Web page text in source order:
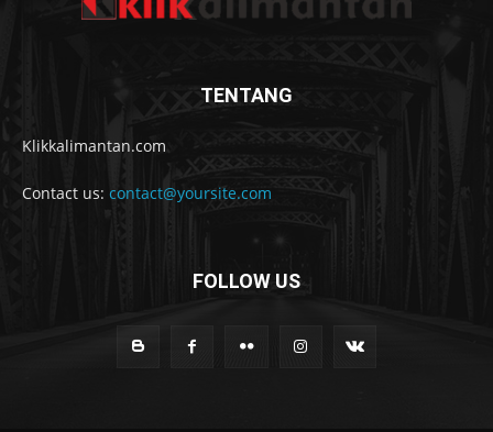
TENTANG
Klikkalimantan.com
Contact us: contact@yoursite.com
FOLLOW US